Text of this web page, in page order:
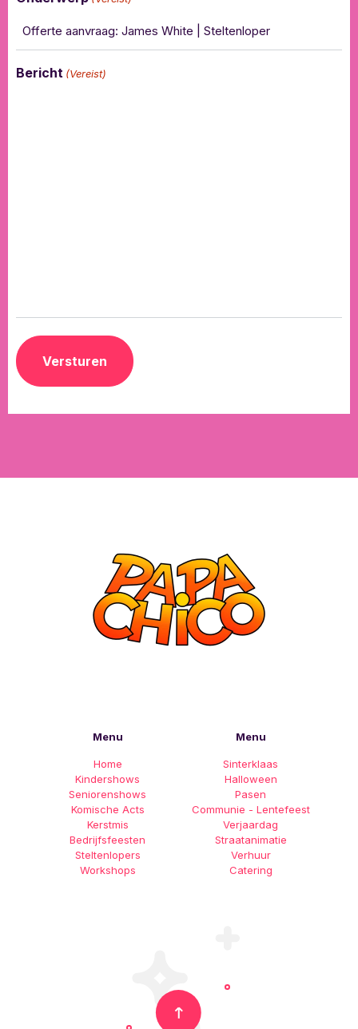
Bericht (Vereist)
Menu
Home
Kindershows
Seniorenshows
Komische Acts
Kerstmis
Bedrijfsfeesten
Steltenlopers
Workshops
Menu
Sinterklaas
Halloween
Pasen
Communie - Lentefeest
Verjaardag
Straatanimatie
Verhuur
Catering